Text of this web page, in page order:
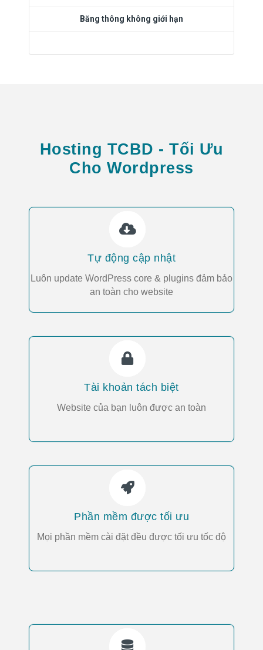
Băng thông không giới hạn
Hosting TCBD - Tối Ưu
Cho Wordpress
Tự động cập nhật
Luôn update WordPress core & plugins đảm bảo
an toàn cho website
Tài khoản tách biệt
Website của bạn luôn được an toàn
Phần mềm được tối ưu
Mọi phần mềm cài đặt đều được tối ưu tốc độ